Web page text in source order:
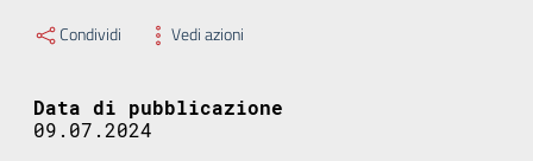
Condividi Vedi azioni
Data di pubblicazione
09.07.2024